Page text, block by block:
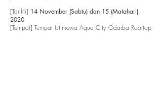
[Tarikh] 14 November (Sabtu) dan 15 (Matahari),
2020
[Tempat] Tempat Istimewa Aqua City Odaiba Rooftop